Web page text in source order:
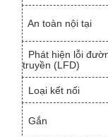
An toàn nội tại
Phát hiện lỗi
truyền (LFD)
Loại kết nối
Gắn